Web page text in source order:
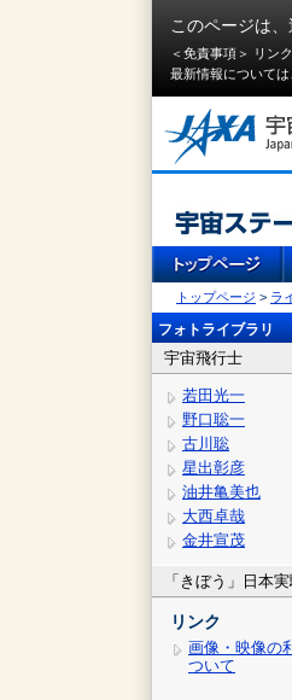
このページは
＜免責事項＞ リン
最新情報については
トップページ > ラ
フォトライブラリ
宇宙飛行士
若田光一
野口聡一
古川聡
星出彰彦
油井亀美也
大西卓哉
金井宣茂
「きぼう」日本
リンク
画像・映像の
ついて